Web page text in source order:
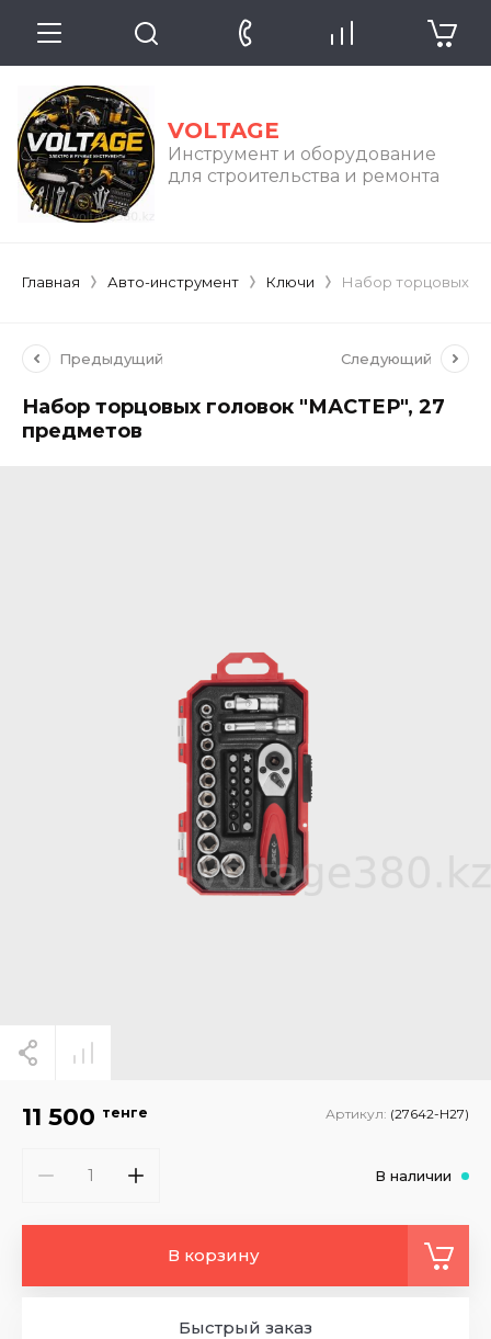
VOLTAGE
Инструмент и оборудование
для строительства и ремонта
Главная Авто-инструмент Ключи Набор торцовых
Предыдущий Следующий
Набор торцовых головок "МАСТЕР", 27
предметов
11 500 тенге Артикул: (27642-H27)
В наличии
В корзину
Быстрый заказ